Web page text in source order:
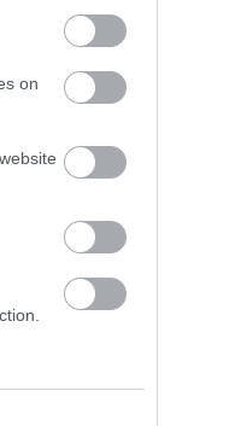
on
néhány
kerül
miközben
A
kötve |
Amikor a
vállalattól
meg van
belső
és KITT
Knight
kaland
Michael